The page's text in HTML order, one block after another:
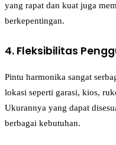
yang rapat dan kuat juga
berkepentingan.
4. Fleksibilitas
Pintu harmonika sangat
lokasi seperti garasi, kios,
Ukurannya yang dapat
berbagai kebutuhan.